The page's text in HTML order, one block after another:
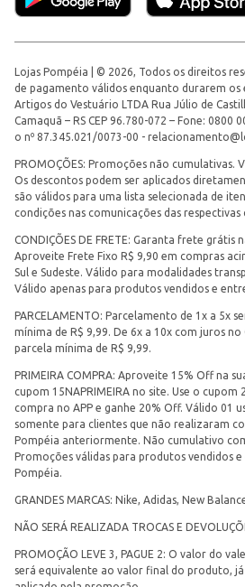
Lojas Pompéia | © 2026, Todos os direitos
de pagamento válidos enquanto durarem os
Artigos do Vestuário LTDA Rua Júlio de
Camaquã – RS CEP 96.780-072 – Fone: 0800
o nº 87.345.021/0073-00 -
PROMOÇÕES: Promoções não cumulativas.
Os descontos podem ser aplicados
são válidos para uma lista selecionada de
condições nas comunicações das respectivas
CONDIÇÕES DE FRETE: Garanta frete grátis
Aproveite Frete Fixo R$ 9,90 em compras
Sul e Sudeste. Válido para modalidades
Válido apenas para produtos vendidos e
PARCELAMENTO: Parcelamento de 1x a 5x
mínima de R$ 9,99. De 6x a 10x com juros
parcela mínima de R$ 9,99.
PRIMEIRA COMPRA: Aproveite 15% Off na
cupom 15NAPRIMEIRA no site. Use o cupom
compra no APP e ganhe 20% Off. Válido 01
somente para clientes que não realizaram
Pompéia anteriormente. Não cumulativo
Promoções válidas para produtos vendidos
Pompéia.
GRANDES MARCAS: Nike, Adidas, New
NÃO SERÁ REALIZADA TROCAS E
PROMOÇÃO LEVE 3, PAGUE 2: O valor do
será equivalente ao valor final do produto,